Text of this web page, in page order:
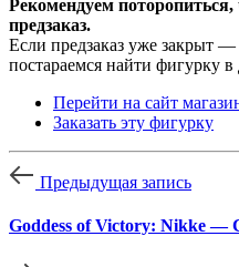
Рекомендуем
предзаказ.
Если предзаказ уже закрыт
постараемся найти фигурку в
Перейти на сайт
Заказать эту фигурку
Предыдущая запись
Goddess of Victory: Nikke —